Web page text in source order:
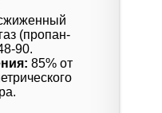
(пропан-
90.
85% от